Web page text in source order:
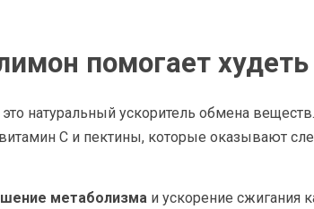
помогает худеть
натуральный ускоритель обмена
витамин C и пектины, которые оказывают
метаболизма и ускорение сжигания